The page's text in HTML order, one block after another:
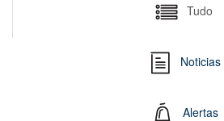
Tudo
Noticias
Alertas